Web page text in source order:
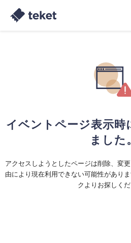
イベントページ表示時
ました。
アクセスしようとしたページは削除、変
由により現在利用できない可能性があり
クよりお探しくだ